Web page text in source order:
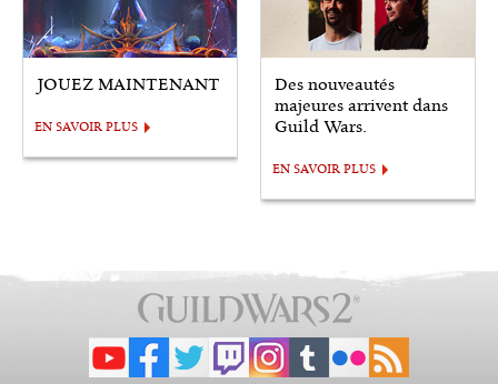
JOUEZ MAINTENANT
EN SAVOIR PLUS
Des nouveautés
majeures arrivent dans
Guild Wars.
EN SAVOIR PLUS